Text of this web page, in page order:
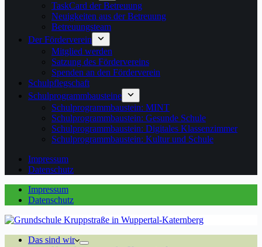
TaskCard der Betreuung
Neuigkeiten aus der Betreuung
Betreuungsteam
Der Förderverein
Mitglied werden
Satzung des Fördervereins
Spenden an den Förderverein
Schulpflegschaft
Schulprogrammbausteine
Schulprogrammbaustein: MINT
Schulprogrammbaustein: Gesunde Schule
Schulprogrammbaustein: Digitales Klassenzimmer
Schulprogrammbaustein: Kultur und Schule
Impressum
Datenschutz
Impressum
Datenschutz
Das sind wir